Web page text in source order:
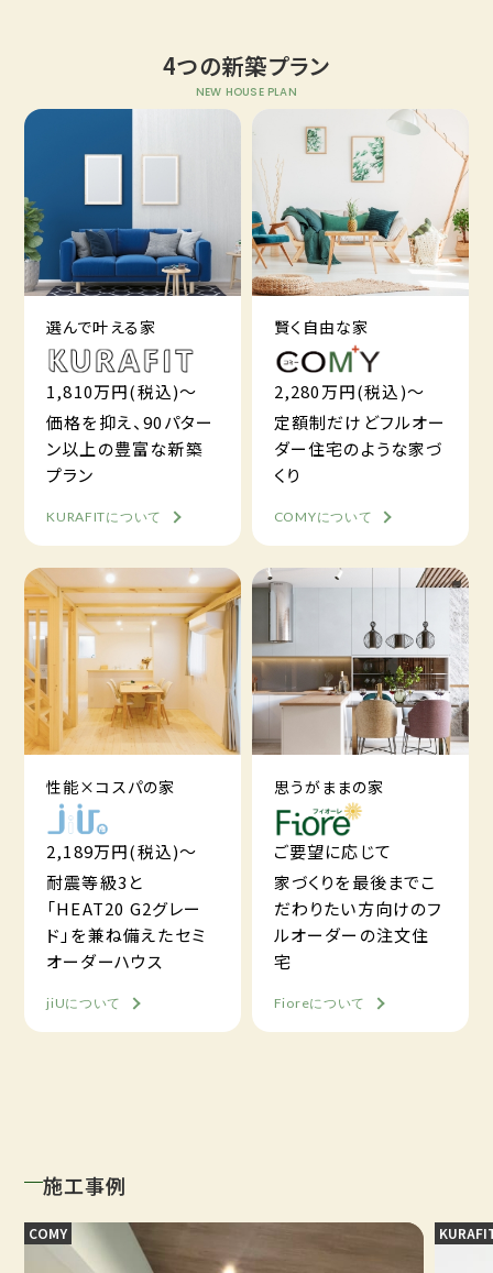
4つの新築プラン
NEW HOUSE PLAN
選んで叶える家
1,810万円(税込)～
価格を抑え、90パター
ン以上の豊富な新築
プラン
KURAFITについて
賢く自由な家
2,280万円(税込)～
定額制だけどフルオー
ダー住宅のような家づ
くり
COMYについて
性能×コスパの家
2,189万円(税込)～
耐震等級3と
「HEAT20 G2グレー
ド」を兼ね備えたセミ
オーダーハウス
jiUについて
思うがままの家
ご要望に応じて
家づくりを最後までこ
だわりたい方向けのフ
ルオーダーの注文住
宅
Fioreについて
施工事例
COMY